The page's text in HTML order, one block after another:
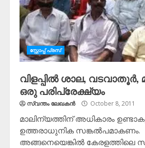
സ്റ്റോപ്പ്‌ പ്രസ്‌
വിളപ്പില്‍ ശാല, വടവാതൂര്‍,
ഒരു പരിപ്രേക്ഷ്യം
സ്വന്തം ലേഖകന്‍ October 8, 2011
മാലിന്യത്തിന് അധികാരം
ഉത്തരാധുനിക സങ്കല്‍പമാകണം.
അങ്ങനെയെങ്കില്‍ കേരളത്തിലെ